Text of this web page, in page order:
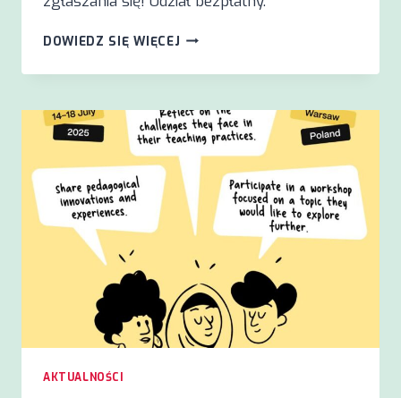
DOWIEDZ SIĘ WIĘCEJ REKRUTACJA
SZKOLENIE
W
2026
OTWARTA!
AKTUALNOŚCI